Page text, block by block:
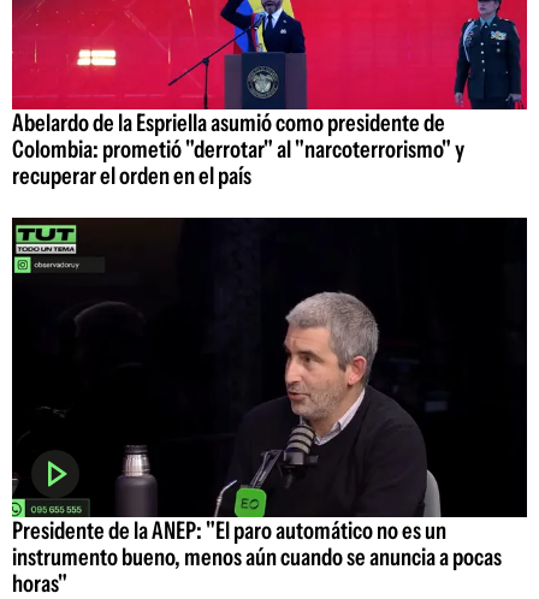
Abelardo de la Espriella asumió como presidente de
Colombia: prometió "derrotar" al "narcoterrorismo" y
recuperar el orden en el país
Presidente de la ANEP: "El paro automático no es un
instrumento bueno, menos aún cuando se anuncia a pocas
horas"